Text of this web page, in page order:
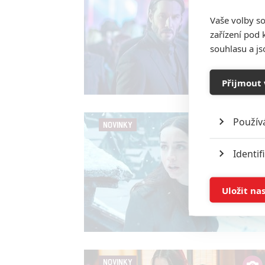
NOVINKY
NOVINKY
Vaše volby
zařízení pod
souhlasu a
Přijmout
Uložit